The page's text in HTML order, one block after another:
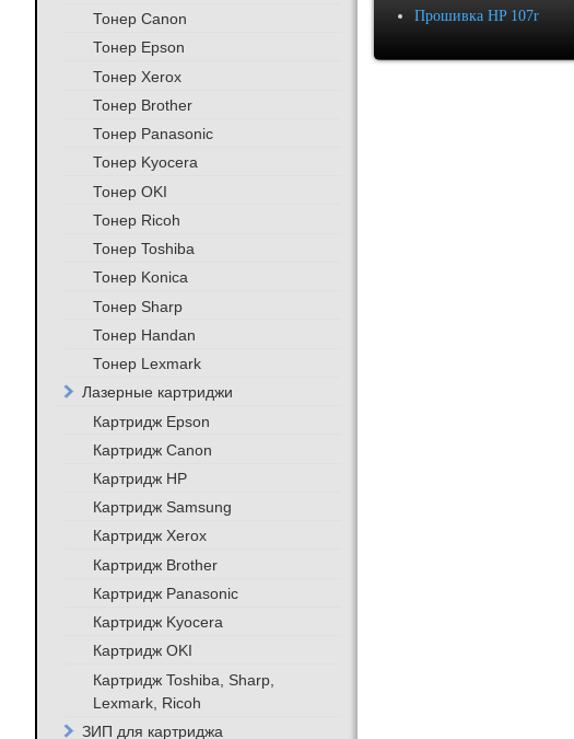
Прошивка HP 107r
Тонер Canon
Тонер Epson
Тонер Xerox
Тонер Brother
Тонер Panasonic
Тонер Kyocera
Тонер OKI
Тонер Ricoh
Тонер Toshiba
Тонер Konica
Тонер Sharp
Тонер Handan
Тонер Lexmark
Лазерные картриджи
Картридж Epson
Картридж Canon
Картридж HP
Картридж Samsung
Картридж Xerox
Картридж Brother
Картридж Panasonic
Картридж Kyocera
Картридж OKI
Картридж Toshiba, Sharp,
Lexmark, Ricoh
ЗИП для картриджа